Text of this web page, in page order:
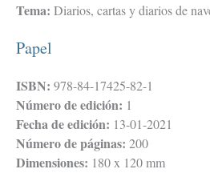
Tema: Diarios, cartas y diarios de
Papel
ISBN: 978-84-17425-82-1
Número de edición: 1
Fecha de edición: 13-01-2021
Número de páginas: 200
Dimensiones: 180 x 120 mm